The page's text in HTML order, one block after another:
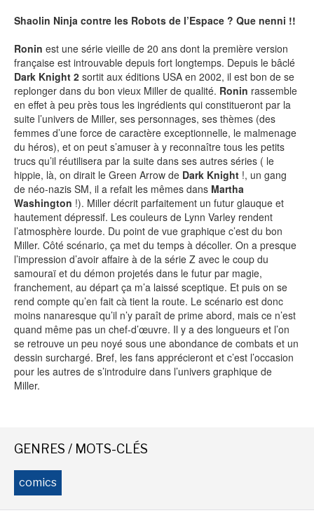
CONTACT
FORUM
EDITIONS ACTUSF
EMAGINAIRE
MES PREMIÈRES LECTURES
Mentions légales - Cookies - Publicités
Données personnelles - Plan du site
Shaolin Ninja contre les Robots de l’Espace ? Que nenni !!
Ronin est une série vieille de 20 ans dont la première version
française est introuvable depuis fort longtemps. Depuis le bâclé
Dark Knight 2 sortit aux éditions USA en 2002, il est bon de se
replonger dans du bon vieux Miller de qualité. Ronin rassemble
en effet à peu près tous les ingrédients qui constitueront par la
suite l’univers de Miller, ses personnages, ses thèmes (des
femmes d’une force de caractère exceptionnelle, le malmenage
du héros), et on peut s’amuser à y reconnaître tous les petits
trucs qu’il réutilisera par la suite dans ses autres séries ( le
hippie, là, on dirait le Green Arrow de Dark Knight !, un gang
de néo-nazis SM, il a refait les mêmes dans Martha
Washington !). Miller décrit parfaitement un futur glauque et
hautement dépressif. Les couleurs de Lynn Varley rendent
l’atmosphère lourde. Du point de vue graphique c’est du bon
Miller. Côté scénario, ça met du temps à décoller. On a presque
l’impression d’avoir affaire à de la série Z avec le coup du
samouraï et du démon projetés dans le futur par magie,
franchement, au départ ça m’a laissé sceptique. Et puis on se
rend compte qu’en fait cà tient la route. Le scénario est donc
moins nanaresque qu’il n’y paraît de prime abord, mais ce n’est
quand même pas un chef-d’œuvre. Il y a des longueurs et l’on
se retrouve un peu noyé sous une abondance de combats et un
dessin surchargé. Bref, les fans apprécieront et c’est l’occasion
pour les autres de s’introduire dans l’univers graphique de
Miller.
GENRES / MOTS-CLÉS
comics